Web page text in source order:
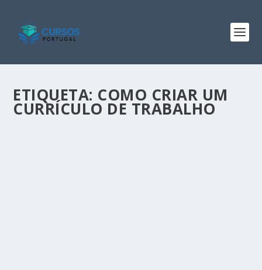
ETIQUETA: COMO CRIAR UM
CURRÍCULO DE TRABALHO